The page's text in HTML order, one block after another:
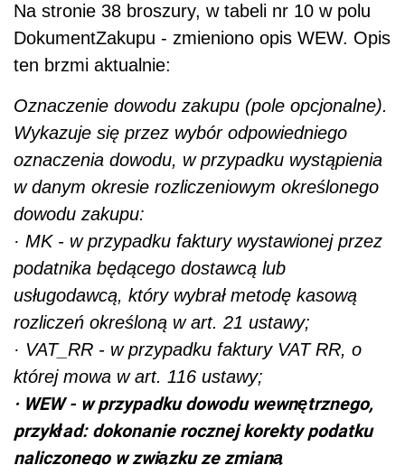
Na stronie 38 broszury, w tabeli nr 10 w polu
DokumentZakupu - zmieniono opis WEW. Opis
ten brzmi aktualnie:
Oznaczenie dowodu zakupu (pole opcjonalne).
Wykazuje się przez wybór odpowiedniego
oznaczenia dowodu, w przypadku wystąpienia
w danym okresie rozliczeniowym określonego
dowodu zakupu:
· MK - w przypadku faktury wystawionej przez
podatnika będącego dostawcą lub
usługodawcą, który wybrał metodę kasową
rozliczeń określoną w art. 21 ustawy;
· VAT_RR - w przypadku faktury VAT RR, o
której mowa w art. 116 ustawy;
· WEW - w przypadku dowodu wewnętrznego,
przykład: dokonanie rocznej korekty podatku
naliczonego w związku ze zmianą